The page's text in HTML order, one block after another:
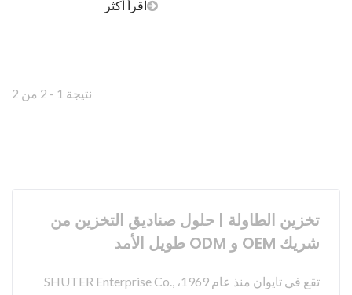
اقرأ أكثر
نتيجة 1 - 2 من 2
تخزين الطاولة | حلول صناديق التخزين من
شريك OEM و ODM طويل الأمد
تقع في تايوان منذ عام 1969، SHUTER Enterprise Co.,